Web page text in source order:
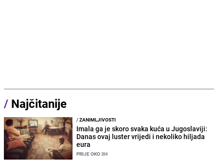
/ Najčitanije
/ZANIMLJIVOSTI
Imala ga je skoro svaka kuća u Jugoslaviji:
Danas ovaj luster vrijedi i nekoliko hiljada
eura
PRIJE OKO 3H